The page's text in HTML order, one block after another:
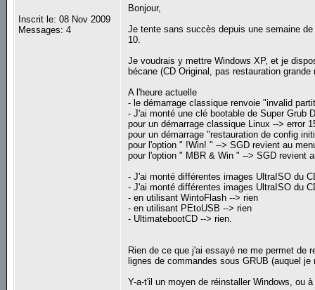
Inscrit le: 08 Nov 2009
Messages: 4
Bonjour,
Je tente sans succès depuis une semaine
10.
Je voudrais y mettre Windows XP, et je
bécane (CD Original, pas restauration
A l'heure actuelle
- le démarrage classique renvoie "invalid
- J'ai monté une clé bootable de Super Grub
pour un démarrage classique Linux --> error
pour un démarrage "restauration de config
pour l'option " !Win! " --> SGD revient au
pour l'option " MBR & Win " --> SGD revient
- J'ai monté différentes images UltraISO du
- J'ai monté différentes images UltraISO du
- en utilisant WintoFlash --> rien
- en utilisant PEtoUSB --> rien
- UltimatebootCD --> rien.
Rien de ce que j'ai essayé ne me permet de
lignes de commandes sous GRUB (auquel
Y-a-t'il un moyen de réinstaller Windows, ou